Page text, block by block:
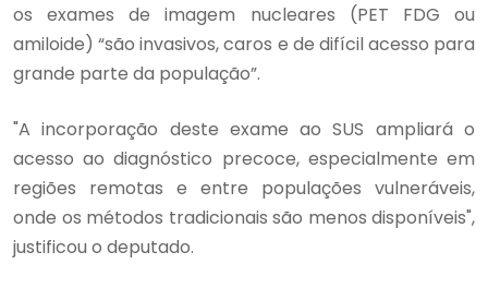
os exames de imagem nucleares (PET FDG ou
amiloide) “são invasivos, caros e de difícil acesso para
grande parte da população”.
"A incorporação deste exame ao SUS ampliará o
acesso ao diagnóstico precoce, especialmente em
regiões remotas e entre populações vulneráveis,
onde os métodos tradicionais são menos disponíveis",
justificou o deputado.